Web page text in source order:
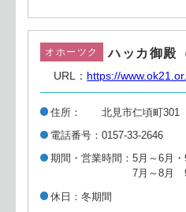
オホーツク ハッカ御殿
URL： https://
住所
北見市仁頃町301
電話番号
0157-33-2646
期間・営業時間
5月～6月
7月～8月
休日
冬期間